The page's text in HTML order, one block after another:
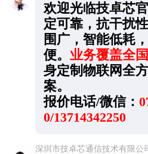
欢迎光临技卓芯
定可靠，抗干扰
围广，智能低耗
便。 业务覆盖全国
身定制物联网全
案。
报价电话/微信：
0/13714342250
深圳市技卓芯通信技术有限公